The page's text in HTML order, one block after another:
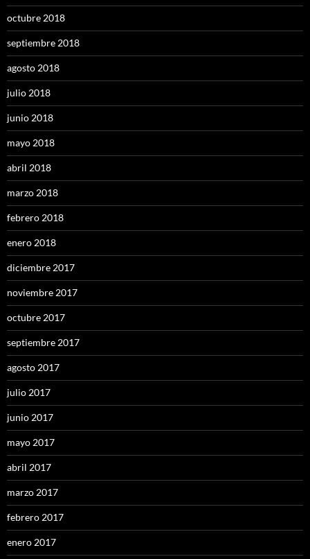
octubre 2018
septiembre 2018
agosto 2018
julio 2018
junio 2018
mayo 2018
abril 2018
marzo 2018
febrero 2018
enero 2018
diciembre 2017
noviembre 2017
octubre 2017
septiembre 2017
agosto 2017
julio 2017
junio 2017
mayo 2017
abril 2017
marzo 2017
febrero 2017
enero 2017